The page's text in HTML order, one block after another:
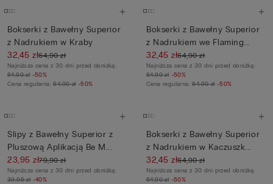
Bokserki z Bawełny Superior
z Nadrukiem w Kraby
32,45 zł64,90 zł
Najniższa cena z 30 dni przed obniżką:
64,90 zł -50%
Cena regularna:64,90 zł -50%
Bokserki z Bawełny Superior
z Nadrukiem we Flaming...
32,45 zł64,90 zł
Najniższa cena z 30 dni przed obniżką:
64,90 zł -50%
Cena regularna:64,90 zł -50%
Slipy z Bawełny Superior z
Pluszową Aplikacją Be M...
23,95 zł79,90 zł
Najniższa cena z 30 dni przed obniżką:
39,95 zł -40%
Bokserki z Bawełny Superior
z Nadrukiem w Kaczuszk...
32,45 zł64,90 zł
Najniższa cena z 30 dni przed obniżką:
64,90 zł -50%